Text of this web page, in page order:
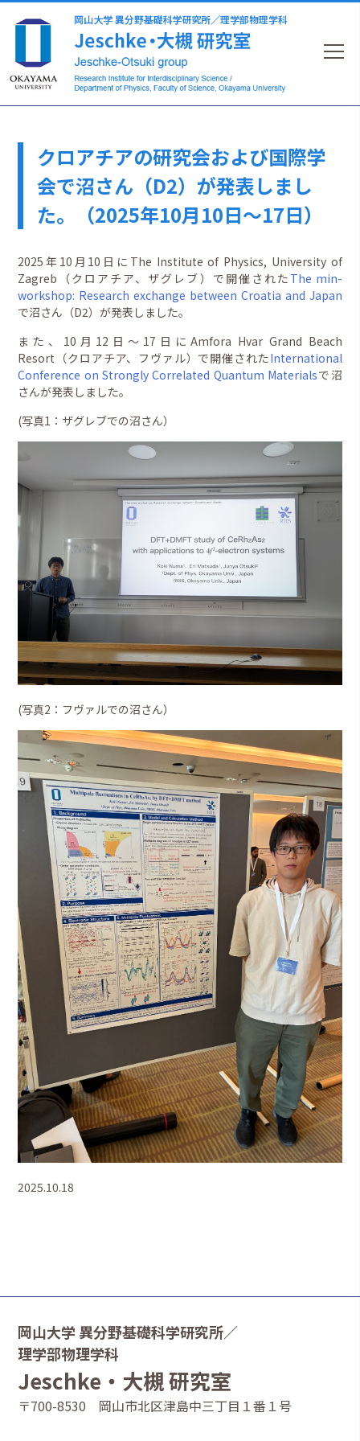
クロアチアの研究会および国際学
会で沼さん（D2）が発表しまし
た。（2025年10月10日～17日）
2025年10月10日にThe Institute of Physics, University of
Zagreb（クロアチア、ザグレブ）で開催された The min-
workshop: Research exchange between Croatia and Japan
で沼さん（D2）が発表しました。
また、10月12日～17日にAmfora Hvar Grand Beach
Resort（クロアチア、フヴァル）で開催されたInternational
Conference on Strongly Correlated Quantum Materialsで沼
さんが発表しました。
(写真1：ザグレブでの沼さん）
(写真2：フヴァルでの沼さん）
2025.10.18
岡山大学 異分野基礎科学研究所／
理学部物理学科
Jeschke・大槻 研究室
〒700-8530 岡山市北区津島中三丁目１番１号